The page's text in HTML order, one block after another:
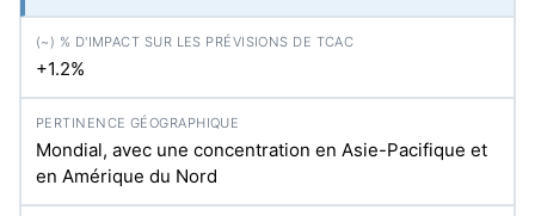
+1.2%
Mondial, avec une concentration en Asie-Pacifique et
en Amérique du Nord